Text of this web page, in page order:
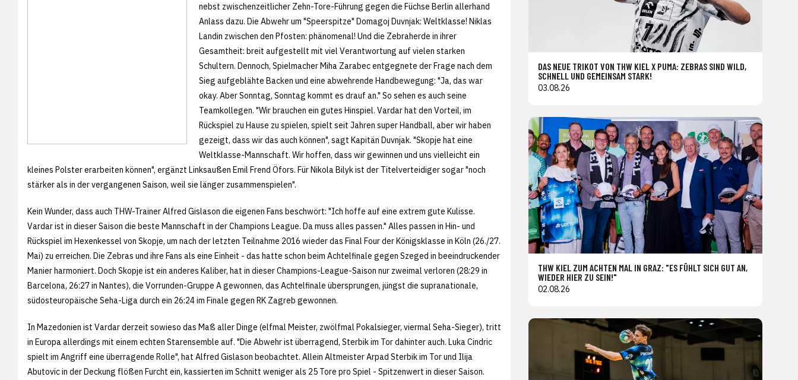
nebst zwischenzeitlicher Zehn-Tore-Führung gegen die Füchse Berlin allerhand
Anlass dazu. Die Abwehr um "Speerspitze" Domagoj Duvnjak: Weltklasse! Niklas
Landin zwischen den Pfosten: phänomenal! Und die Zebraherde in ihrer
Gesamtheit: breit aufgestellt mit viel Verantwortung auf vielen starken
Schultern. Dennoch, Spielmacher Miha Zarabec entgegnete der Frage nach dem
Sieg aufgeblähte Backen und eine abwehrende Handbewegung: "Ja, das war
okay. Aber Sonntag, Sonntag kommt es drauf an." So sehen es auch seine
Teamkollegen. "Wir brauchen ein gutes Hinspiel. Vardar hat den Vorteil, im
Rückspiel zu Hause zu spielen, spielt seit Jahren super Handball, aber wir haben
gezeigt, dass wir das auch können", sagt Kapitän Duvnjak. "Skopje hat eine
Weltklasse-Mannschaft. Wir hoffen, dass wir gewinnen und uns vielleicht ein
kleines Polster erarbeiten können", ergänzt Linksaußen Emil Frend Öfors. Für Nikola Bilyk ist der Titelverteidiger sogar "noch
stärker als in der vergangenen Saison, weil sie länger zusammenspielen".
Kein Wunder, dass auch THW-Trainer Alfred Gislason die eigenen Fans beschwört: "Ich hoffe auf eine extrem gute Kulisse.
Vardar ist in dieser Saison die beste Mannschaft in der Champions League. Da muss alles passen." Alles passen in Hin- und
Rückspiel im Hexenkessel von Skopje, um nach der letzten Teilnahme 2016 wieder das Final Four der Königsklasse in Köln (26./27.
Mai) zu erreichen. Die Zebras und ihre Fans als eine Einheit - das hatte schon beim Achtelfinale gegen Szeged in beeindruckender
Manier harmoniert. Doch Skopje ist ein anderes Kaliber, hat in dieser Champions-League-Saison nur zweimal verloren (28:29 in
Barcelona, 26:27 in Nantes), die Vorrunden-Gruppe A gewonnen, das Achtelfinale übersprungen, jüngst die supranationale,
südosteuropäische Seha-Liga durch ein 26:24 im Finale gegen RK Zagreb gewonnen.
In Mazedonien ist Vardar derzeit sowieso das Maß aller Dinge (elfmal Meister, zwölfmal Pokalsieger, viermal Seha-Sieger), tritt
in Europa allerdings mit einem echten Starensemble auf. "Die Abwehr ist überragend, Sterbik im Tor dahinter auch. Luka Cindric
spielt im Angriff eine überragende Rolle", hat Alfred Gislason beobachtet. Allein Altmeister Arpad Sterbik im Tor und Ilija
Abutovic in der Deckung flößen Furcht ein, kassierten im Schnitt weniger als 25 Tore pro Spiel - Spitzenwert in dieser Saison.
DAS NEUE TRIKOT VON THW KIEL X PUMA: ZEBRAS SIND WILD,
SCHNELL UND GEMEINSAM STARK!
03.08.26
THW KIEL ZUM ACHTEN MAL IN GRAZ: "ES FÜHLT SICH GUT AN,
WIEDER HIER ZU SEIN!"
02.08.26